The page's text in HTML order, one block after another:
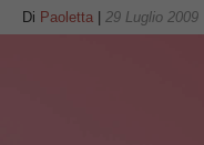
Di Paoletta 29 Luglio 2009